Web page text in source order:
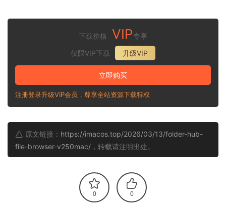
下载价格 VIP专享
仅限VIP下载
升级VIP
立即购买
注册登录升级VIP会员，尊享全站资源下载特权
原文链接： https://imacos.top/2026/03/13/folder-hub-
file-browser-v250mac/ ，转载请注明出处。
0 0